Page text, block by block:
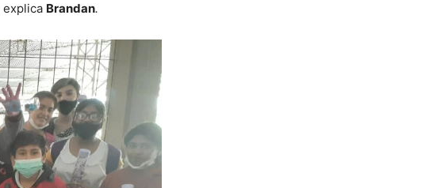
explica Brandan.